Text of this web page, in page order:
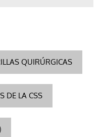
QUIRÚRGICAS
DE LA CSS